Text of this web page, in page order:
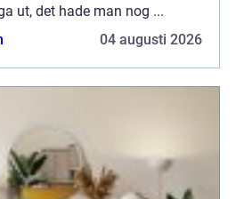
ut, det hade man nog ...
04 augusti 2026